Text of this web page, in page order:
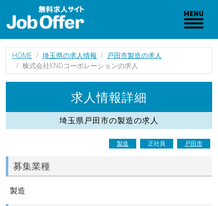
HOME 埼玉県の求人情報
戸田市製造の求人
株式会社KNDコーポレーションの求人
求人情報詳細
埼玉県戸田市の製造の求人
製造 正社員 戸田市
募集業種
製造